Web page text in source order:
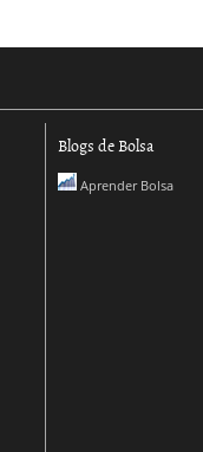
Blogs de Bolsa
Aprender Bolsa